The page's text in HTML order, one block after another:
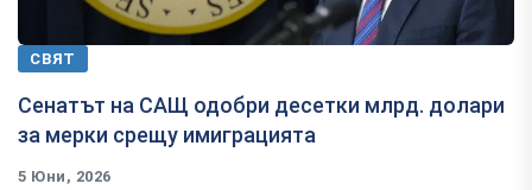
СВЯТ
Сенатът на САЩ одобри десетки млрд. долари
за мерки срещу имиграцията
5 Юни, 2026